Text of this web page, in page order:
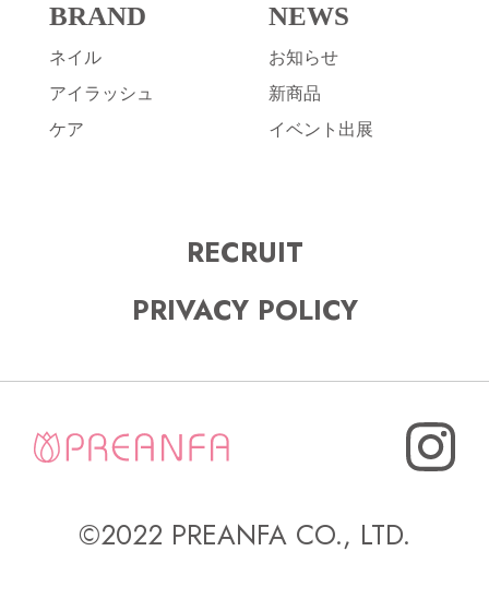
BRAND
ネイル
アイラッシュ
ケア
NEWS
お知らせ
新商品
イベント出展
©2022 PREANFA CO., LTD.
RECRUIT
PRIVACY POLICY